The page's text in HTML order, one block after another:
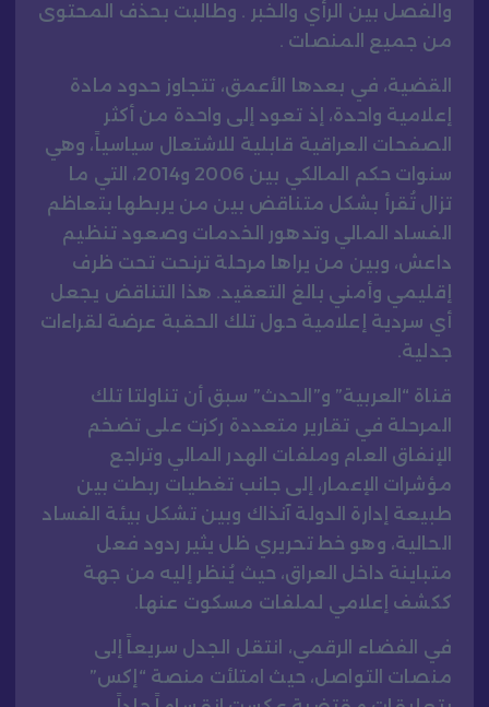
والفصل بين الرأي والخبر . وطالبت بحذف المحتوى
من جميع المنصات .
القضية، في بعدها الأعمق، تتجاوز حدود مادة
إعلامية واحدة، إذ تعود إلى واحدة من أكثر
الصفحات العراقية قابلية للاشتعال سياسياً، وهي
سنوات حكم المالكي بين 2006 و2014، التي ما
تزال تُقرأ بشكل متناقض بين من يربطها بتعاظم
الفساد المالي وتدهور الخدمات وصعود تنظيم
داعش، وبين من يراها مرحلة ترنحت تحت ظرف
إقليمي وأمني بالغ التعقيد. هذا التناقض يجعل
أي سردية إعلامية حول تلك الحقبة عرضة لقراءات
جدلية.
قناة “العربية” و”الحدث” سبق أن تناولتا تلك
المرحلة في تقارير متعددة ركزت على تضخم
الإنفاق العام وملفات الهدر المالي وتراجع
مؤشرات الإعمار، إلى جانب تغطيات ربطت بين
طبيعة إدارة الدولة آنذاك وبين تشكل بيئة الفساد
الحالية، وهو خط تحريري ظل يثير ردود فعل
متباينة داخل العراق، حيث يُنظر إليه من جهة
ككشف إعلامي لملفات مسكوت عنها.
في الفضاء الرقمي، انتقل الجدل سريعاً إلى
منصات التواصل، حيث امتلأت منصة “إكس”